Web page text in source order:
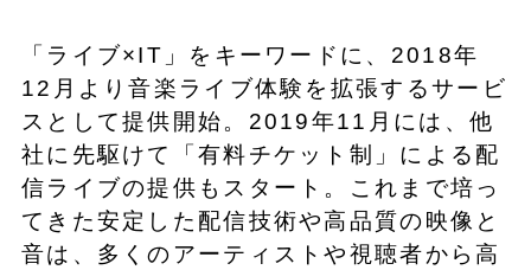
「ライブ×IT」をキーワードに、2018年
12月より音楽ライブ体験を拡張するサービ
スとして提供開始。2019年11月には、他
社に先駆けて「有料チケット制」による配
信ライブの提供もスタート。これまで培っ
てきた安定した配信技術や高品質の映像と
音は、多くのアーティストや視聴者から高